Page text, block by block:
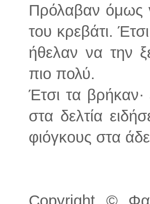
Πρόλαβαν όμως
του κρεβάτι.
ήθελαν να την
πιο πολύ.
Έτσι τα βρήκαν·
στα δελτία
φιόγκους στα
Copyright ©